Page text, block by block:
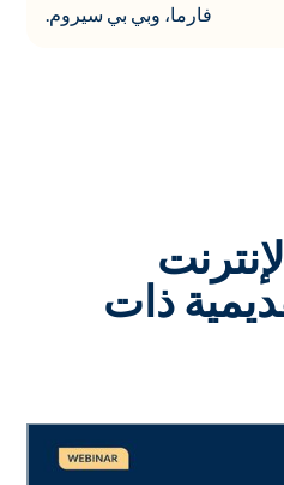
فارما، وبي بي سيروم.
ذات